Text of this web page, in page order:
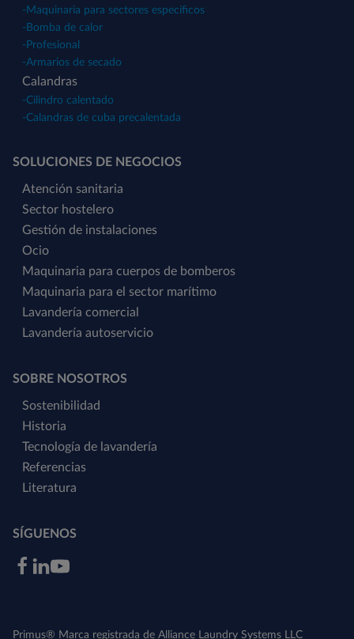
- Maquinaria para sectores específicos
- Bomba de calor
- Profesional
-Armarios de secado
Calandras
-Cilindro calentado
-Calandras de cuba precalentada
SOLUCIONES DE NEGOCIOS
Atención sanitaria
Sector hostelero
Gestión de instalaciones
Ocio
Maquinaria para cuerpos de bomberos
Maquinaria para el sector marítimo
Lavandería comercial
Lavandería autoservicio
SOBRE NOSOTROS
Sostenibilidad
Historia
Tecnología de lavandería
Referencias
Literatura
SÍGUENOS
Primus® Marca registrada de Alliance Laundry Systems LLC